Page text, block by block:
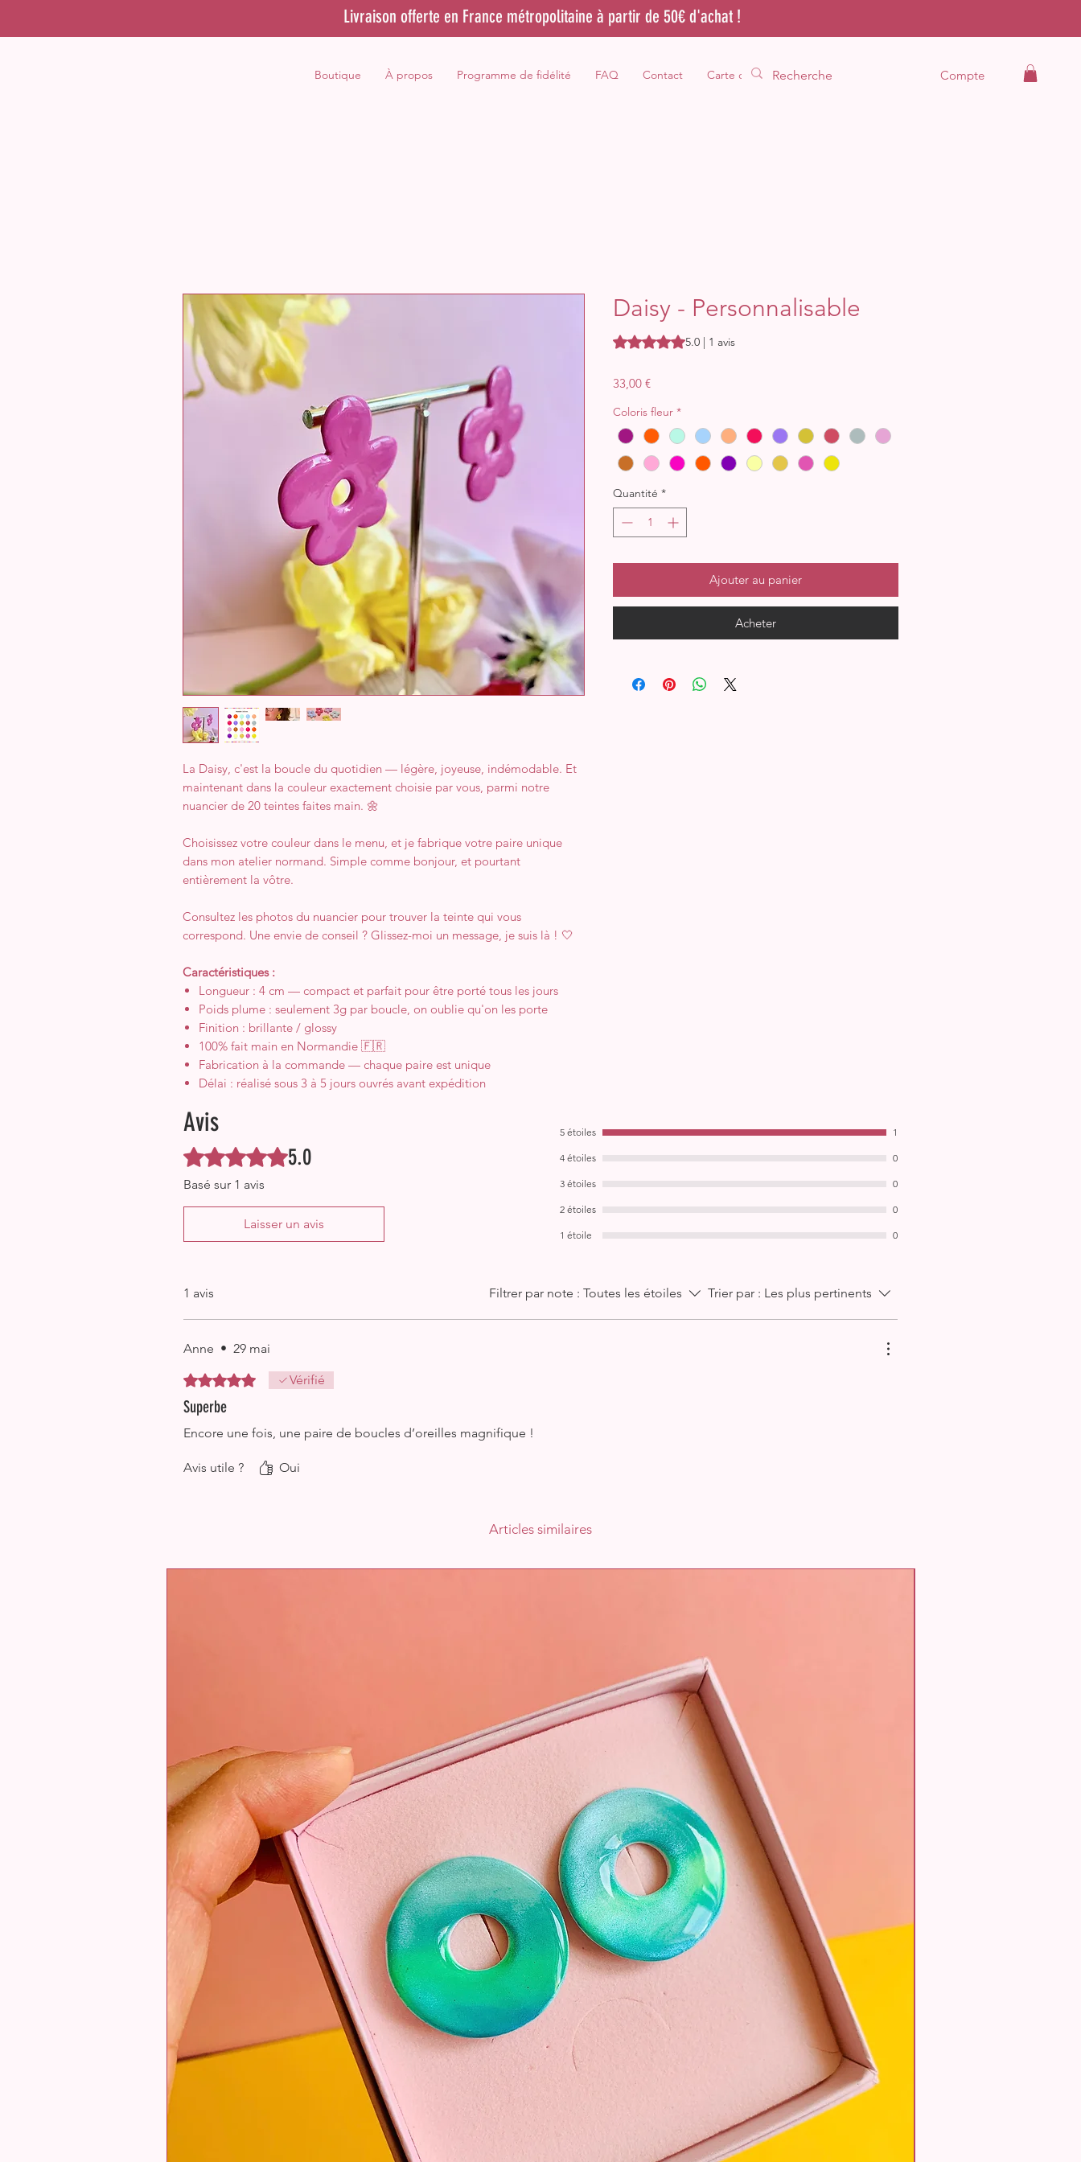
Livraison offerte en France métropolitaine à partir de 50€ d'achat !
Boutique À propos Programme de fidélité FAQ Contact Carte cadeau Compte
La Daisy, c'est la boucle du quotidien — légère, joyeuse, indémodable. Et
maintenant dans la couleur exactement choisie par vous, parmi notre
nuancier de 20 teintes faites main. 🌼
Choisissez votre couleur dans le menu, et je fabrique votre paire unique
dans mon atelier normand. Simple comme bonjour, et pourtant
entièrement la vôtre.
Consultez les photos du nuancier pour trouver la teinte qui vous
correspond. Une envie de conseil ? Glissez-moi un message, je suis là ! 🤍
Caractéristiques :
Longueur : 4 cm — compact et parfait pour être porté tous les jours
Poids plume : seulement 3g par boucle, on oublie qu'on les porte
Finition : brillante / glossy
100% fait main en Normandie 🇫🇷
Fabrication à la commande — chaque paire est unique
Délai : réalisé sous 3 à 5 jours ouvrés avant expédition
Daisy - Personnalisable
La note est de 5.0 sur cinq étoiles selon 1 avis
5.0 | 1 avis
33,00 €Prix
Coloris fleur *
Quantité *
Ajouter au panier
Acheter
Avis
Noté 5 sur 5. 5.0
Basé sur 1 avis
Laisser un avis
5 étoiles 1
4 étoiles 0
3 étoiles 0
2 étoiles 0
1 étoile 0
1 avis Filtrer par note : Toutes les étoiles Trier par : Les plus pertinents
Anne • 29 mai
Noté 5 sur 5. Vérifié
Superbe
Encore une fois, une paire de boucles d’oreilles magnifique !
Avis utile ? Oui
Articles similaires